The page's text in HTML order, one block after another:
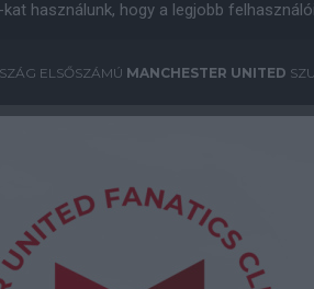
használunk, hogy a legjobb
ELSŐSZÁMÚ MANCHESTER UNITED